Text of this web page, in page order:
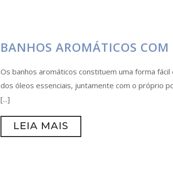
BANHOS AROMÁTICOS COM
Os banhos aromáticos constituem uma forma
dos óleos essenciais, juntamente com o próprio
[...]
LEIA MAIS